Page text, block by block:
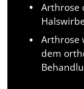
Arthrose
Arthrose
dem